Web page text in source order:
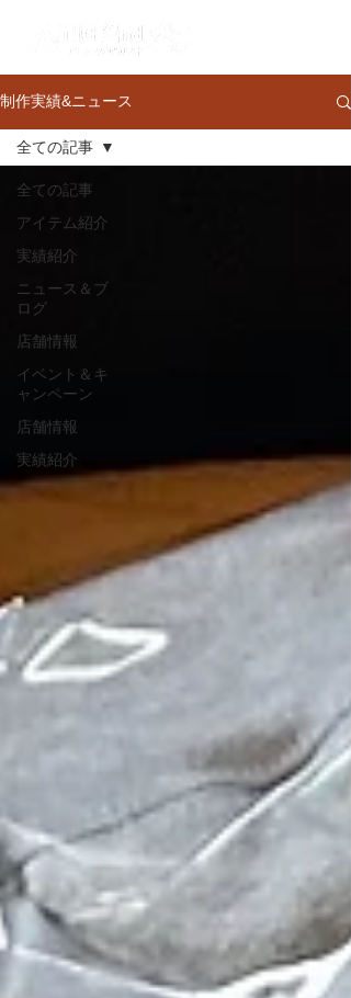
制作実績&ニュース
全ての記事
アイテム紹介
実績紹介
ニュース＆ブ
ログ
店舗情報
イベント＆キ
ャンペーン
店舗情報
実績紹介
全ての記事